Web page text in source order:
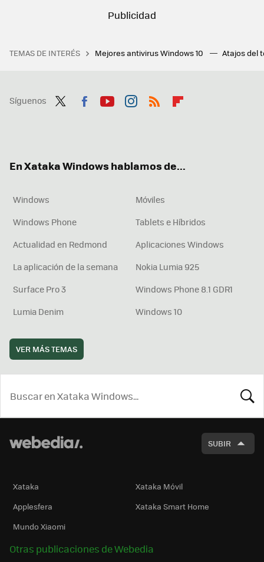
TEMAS DE INTERÉS Mejores antivirus Windows 10 Atajos del
Síguenos
En Xataka Windows hablamos de...
Windows
Móviles
Windows Phone
Tablets e Híbridos
Actualidad en Redmond
Aplicaciones Windows
La aplicación de la semana
Nokia Lumia 925
Surface Pro 3
Windows Phone 8.1 GDR1
Lumia Denim
Windows 10
VER MÁS TEMAS
SUBIR
Xataka
Xataka Móvil
Applesfera
Xataka Smart Home
Mundo Xiaomi
Otras publicaciones de Webedia